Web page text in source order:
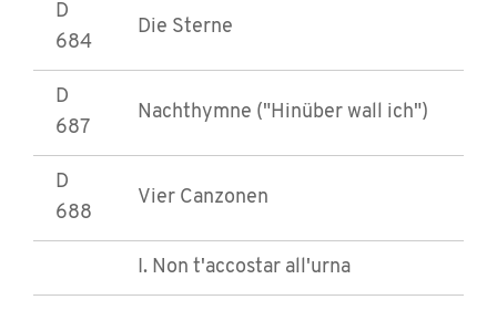
D
684
Die Sterne
D
687
Nachthymne ("Hinüber wall ich")
D
688
Vier Canzonen
I. Non t'accostar all'urna